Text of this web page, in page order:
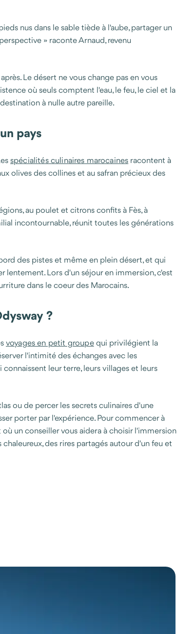
nus dans le sable tiède à l'aube, partager un
» raconte Arnaud, revenu
Le désert ne vous change pas en vous
où seuls comptent l'eau, le feu, le ciel et la
à nulle autre pareille.
pays
spécialités culinaires marocaines racontent à
olives des collines et au safran précieux des
au poulet et citrons confits à Fès, à
incontournable, réunit toutes les générations
des pistes et même en plein désert, et qui
lentement. Lors d'un séjour en immersion, c'est
dans le coeur des Marocains.
?
voyages en petit groupequi privilégient la
l'intimité des échanges avec les
leur terre, leurs villages et leurs
ou de percer les secrets culinaires d'une
porter par l'expérience. Pour commencer à
un conseiller vous aidera à choisir l'immersion
des rires partagés autour d'un feu et